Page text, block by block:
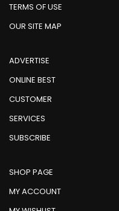
TERMS OF USE
OUR SITE MAP
ADVERTISE
ONLINE BEST
CUSTOMER
SERVICES
SUBSCRIBE
SHOP PAGE
MY ACCOUNT